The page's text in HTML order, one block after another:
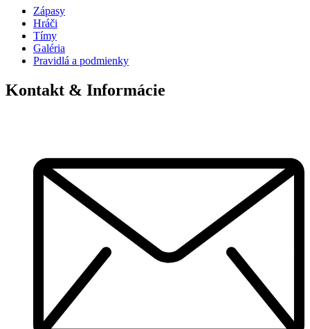
Zápasy
Hráči
Tímy
Galéria
Pravidlá a podmienky
Kontakt & Informácie